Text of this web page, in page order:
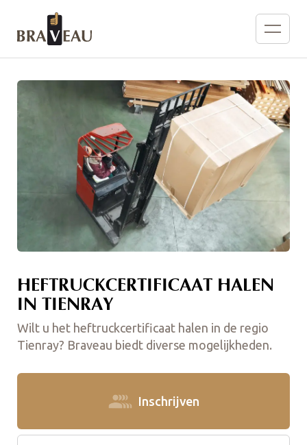
HEFTRUCKCERTIFICAAT HALEN
IN TIENRAY
Wilt u het heftruckcertificaat halen in de regio
Tienray? Braveau biedt diverse mogelijkheden.
Inschrijven